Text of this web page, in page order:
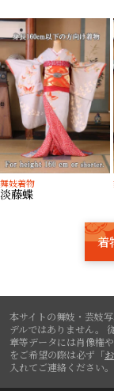
舞妓着物
淡藤蝶
着
本サイトの舞妓・芸妓
デルではありません。
章等データには肖像権
をご希望の際は必ず「
入れてご連絡ください。